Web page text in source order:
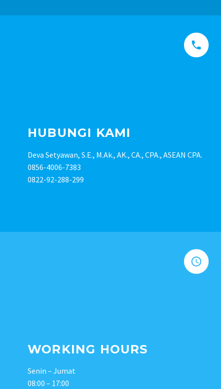


HUBUNGI KAMI
Deva Setyawan, S.E., M.Ak., AK., CA., CPA., ASEAN CPA.
0856-4006-7383
0822-92-288-299


WORKING HOURS
Senin – Jumat
08:00 – 17:00